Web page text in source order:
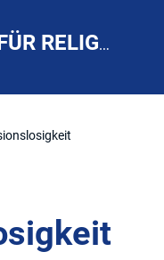
ZEITSCHRIFT FÜR RELIGIONSPÄDAGOGIK. THEO-WEB